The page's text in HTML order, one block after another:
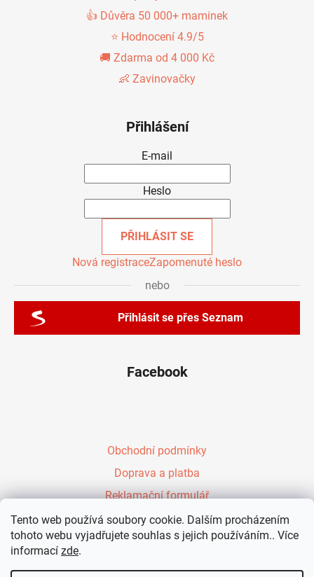
Tento web používá soubory cookie. Dalším procházením
tohoto webu vyjadřujete souhlas s jejich používáním.. Více
informací zde.
👍 Důvěra 50 000+ maminek
⭐ Hodnocení 4.9/5
🚚 Zdarma od 4 000 Kč
👶 Zavinovačky
Přihlášení
E-mail
Heslo
PŘIHLÁSIT SE
Nová registraceZapomenuté heslo
nebo
Přihlásit se přes Seznam
Facebook
Obchodní podmínky
Doprava a platba
Reklamační formulář
Péřové zavinovačky Evy Kiedroňové
Vzdělávání rodičů